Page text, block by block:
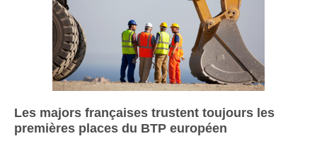
Entrée de la
maison
il fait bon vivre
Les majors françaises trustent toujours les
premières places du BTP européen